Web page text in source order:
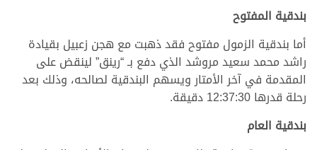
بندقية المفتوح
أما بندقية الزمول مفتوح فقد ذهبت مع هجن زعبيل بقيادة
راشد محمد سعيد مروشد الذي دفع بـ “رينق” لينقض على
المقدمة في آخر الأمتار ويسهم البندقية لصالحه، وذلك بعد
رحلة قدرها 12:37:30 دقيقة.
بندقية العام